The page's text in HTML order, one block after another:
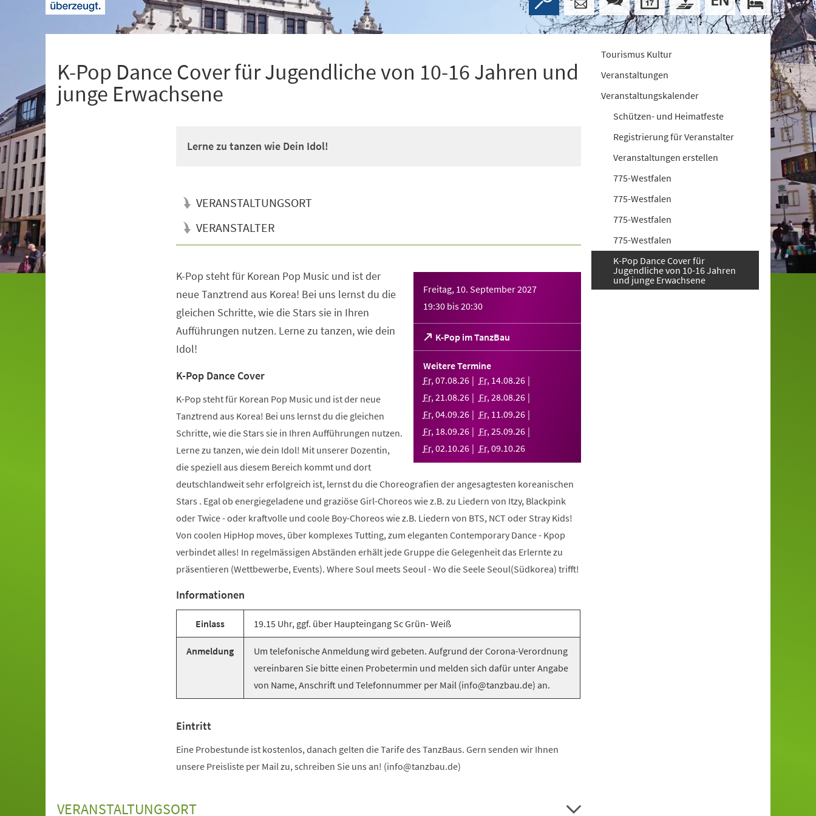
K-Pop Dance Cover für Jugendliche von 10-16 Jahren und
junge Erwachsene
Lerne zu tanzen wie Dein Idol!
VERANSTALTUNGSORT
VERANSTALTER
Freitag, 10. September 2027
19:30 bis20:30
K-Pop im TanzBau
(Öffnet
in
einem
Tab)
Weitere Termine
Fr,07.08.26 Fr, 14.08.26
Fr,21.08.26 Fr,28.08.26
Fr,04.09.26 Fr, 11.09.26
Fr, 18.09.26 Fr,25.09.26
Fr,02.10.26 Fr,09.10.26
K-Pop steht für Korean Pop Music und ist der
neue Tanztrend aus Korea! Bei uns lernst du die
gleichen Schritte, wie die Stars sie in Ihren
Aufführungen nutzen. Lerne zu tanzen, wie dein
Idol!
K-Pop Dance Cover
K-Pop steht für Korean Pop Music und ist der neue
Tanztrend aus Korea! Bei uns lernst du die gleichen
Schritte, wie die Stars sie in Ihren Aufführungen nutzen.
Lerne zu tanzen, wie dein Idol! Mit unserer Dozentin,
die speziell aus diesem Bereich kommt und dort
deutschlandweit sehr erfolgreich ist, lernst du die Choreografien der angesagtesten koreanischen
Stars . Egal ob energiegeladene und graziöse Girl-Choreos wie z.B. zu Liedern von Itzy, Blackpink
oder Twice - oder kraftvolle und coole Boy-Choreos wie z.B. Liedern von BTS, NCT oder Stray Kids!
Von coolen HipHop moves, über komplexes Tutting, zum eleganten Contemporary Dance - Kpop
verbindet alles! In regelmässigen Abständen erhält jede Gruppe die Gelegenheit das Erlernte zu
präsentieren (Wettbewerbe, Events). Where Soul meets Seoul - Wo die Seele Seoul(Südkorea) trifft!
Informationen
Einlass 19.15 Uhr, ggf. über Haupteingang Sc Grün- Weiß
Anmeldung
Um telefonische Anmeldung wird gebeten. Aufgrund der Corona-Verordnung
vereinbaren Sie bitte einen Probetermin und melden sich dafür unter Angabe
von Name, Anschrift und Telefonnummer per Mail (info@tanzbau.de) an.
Eintritt
Eine Probestunde ist kostenlos, danach gelten die Tarife des TanzBaus. Gern senden wir Ihnen
unsere Preisliste per Mail zu, schreiben Sie uns an! (info@tanzbau.de)
VERANSTALTUNGSORT
Tourismus Kultur
Veranstaltungen
Veranstaltungskalender
Schützen- und Heimatfeste
Registrierung für Veranstalter
Veranstaltungen erstellen
775-Westfalen
775-Westfalen
775-Westfalen
775-Westfalen
K-Pop Dance Cover für
Jugendliche von 10-16 Jahren
und junge Erwachsene